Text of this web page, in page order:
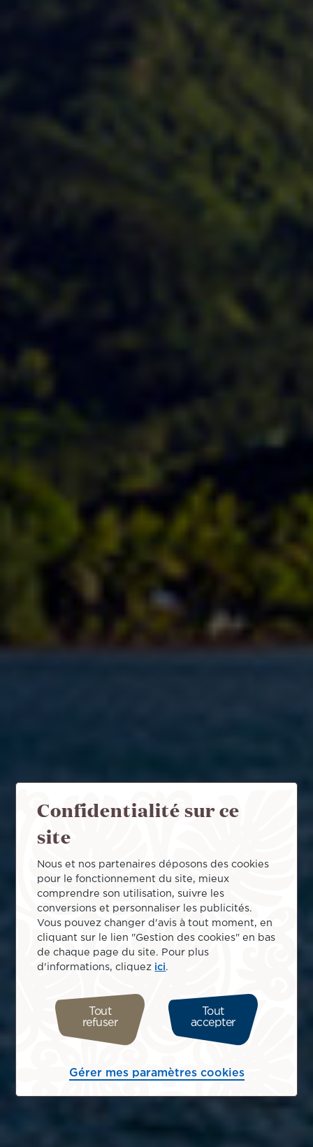
Confidentialité sur ce
site
Nous et nos partenaires déposons des cookies
pour le fonctionnement du site, mieux
comprendre son utilisation, suivre les
conversions et personnaliser les publicités.
Vous pouvez changer d'avis à tout moment, en
cliquant sur le lien "Gestion des cookies" en bas
de chaque page du site. Pour plus
d'informations, cliquez ici
Tout
refuser
Tout
accepter
Gérer mes paramètres cookies